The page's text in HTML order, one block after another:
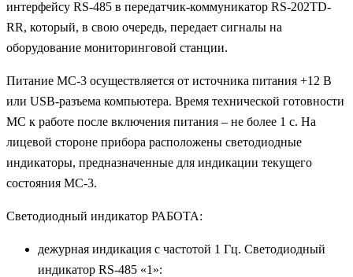
интерфейсу RS-485 в передатчик-коммуникатор RS-202TD-
RR, который, в свою очередь, передает сигналы на
оборудование мониторинговой станции.
Питание МС-3 осуществляется от источника питания +12 В
или USB-разъема компьютера. Время технической готовности
МС к работе после включения питания – не более 1 с. На
лицевой стороне прибора расположены светодиодные
индикаторы, предназначенные для индикации текущего
состояния МС-3.
Светодиодный индикатор РАБОТА:
дежурная индикация с частотой 1 Гц. Светодиодный
индикатор RS-485 «1»: